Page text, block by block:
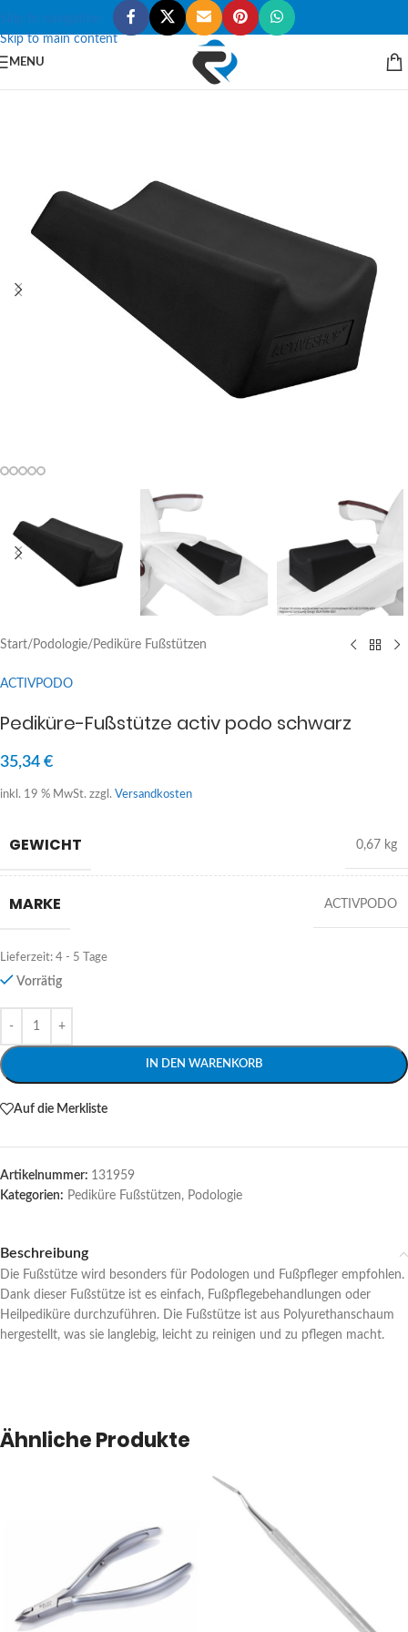
Skip to navigation
Skip to main content
MENU
Start/ Podologie/ Pediküre Fußstützen
ACTIVPODO
Pediküre-Fußstütze activ podo schwarz
35,34 €
inkl. 19 % MwSt. zzgl. Versandkosten
GEWICHT 0,67 kg
MARKE ACTIVPODO
Lieferzeit: 4 - 5 Tage
Vorrätig
IN DEN WARENKORB
Alternative:
Auf die Merkliste
Artikelnummer: 131959
Kategorien: Pediküre Fußstützen, Podologie
Beschreibung
Die Fußstütze wird besonders für Podologen und Fußpfleger empfohlen.
Dank dieser Fußstütze ist es einfach, Fußpflegebehandlungen oder
Heilpediküre durchzuführen. Die Fußstütze ist aus Polyurethanschaum
hergestellt, was sie langlebig, leicht zu reinigen und zu pflegen macht.
Ähnliche Produkte